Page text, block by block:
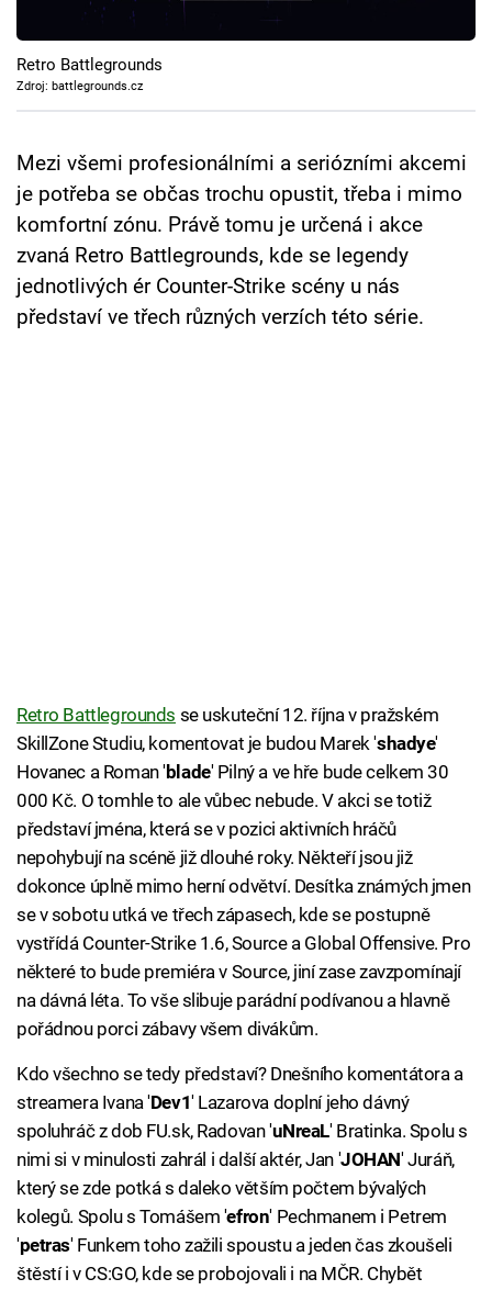
Cool Esport
Pořady
Sledujte prima+
Přihlášení
Sledujte nás
Retro Battlegrounds
Zdroj: battlegrounds.cz
Mezi všemi profesionálními a seriózními akcemi
je potřeba se občas trochu opustit, třeba i mimo
komfortní zónu. Právě tomu je určená i akce
zvaná Retro Battlegrounds, kde se legendy
jednotlivých ér Counter-Strike scény u nás
představí ve třech různých verzích této série.
Retro Battlegrounds se uskuteční 12. října v pražském
SkillZone Studiu, komentovat je budou Marek 'shadye'
Hovanec a Roman ' blade' Pilný a ve hře bude celkem 30
000 Kč. O tomhle to ale vůbec nebude. V akci se totiž
představí jména, která se v pozici aktivních hráčů
nepohybují na scéně již dlouhé roky. Někteří jsou již
dokonce úplně mimo herní odvětví. Desítka známých jmen
se v sobotu utká ve třech zápasech, kde se postupně
vystřídá Counter-Strike 1.6, Source a Global Offensive. Pro
některé to bude premiéra v Source, jiní zase zavzpomínají
na dávná léta. To vše slibuje parádní podívanou a hlavně
pořádnou porci zábavy všem divákům.
Kdo všechno se tedy představí? Dnešního komentátora a
streamera Ivana 'Dev1' Lazarova doplní jeho dávný
spoluhráč z dob FU.sk, Radovan 'uNreaL' Bratinka. Spolu s
nimi si v minulosti zahrál i další aktér, Jan 'JOHAN' Juráň,
který se zde potká s daleko větším počtem bývalých
kolegů. Spolu s Tomášem 'efron' Pechmanem i Petrem
'petras' Funkem toho zažili spoustu a jeden čas zkoušeli
štěstí i v CS:GO, kde se probojovali i na MČR. Chybět